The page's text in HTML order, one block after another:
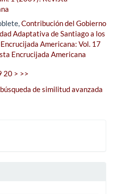
Contribución del Gobierno
Adaptativa de Santiago a los
Encrucijada Americana: Vol. 17
Encrucijada Americana
20 > >>
de similitud avanzada